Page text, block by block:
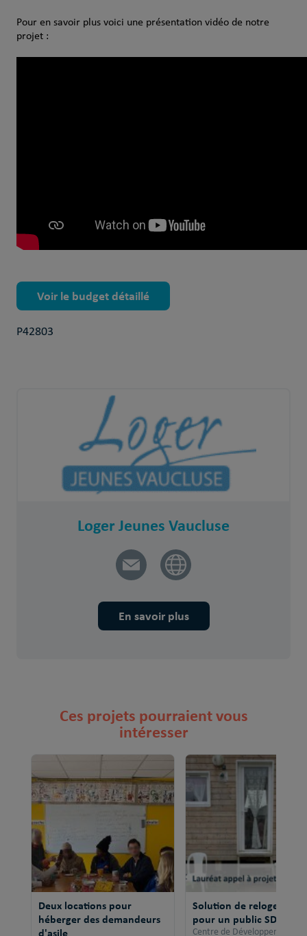
Pour en savoir plus voici une présentation vidéo de notre
projet :
Voir le budget détaillé
P42803
Loger Jeunes Vaucluse
En savoir plus
Ces projets pourraient vous
intéresser
Deux locations pour
héberger des demandeurs
d'asile
Solution de relogement
pour un public SDF
Centre de Développement